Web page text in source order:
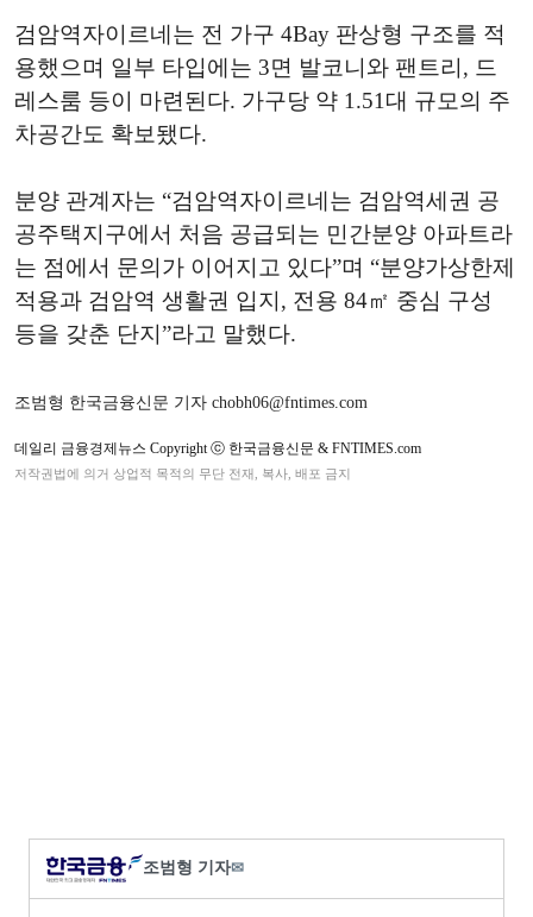
검암역자이르네는 전 가구 4Bay 판상형 구조를 적
용했으며 일부 타입에는 3면 발코니와 팬트리, 드
레스룸 등이 마련된다. 가구당 약 1.51대 규모의 주
차공간도 확보됐다.
분양 관계자는 “검암역자이르네는 검암역세권 공
공주택지구에서 처음 공급되는 민간분양 아파트라
는 점에서 문의가 이어지고 있다”며 “분양가상한제
적용과 검암역 생활권 입지, 전용 84㎡ 중심 구성
등을 갖춘 단지”라고 말했다.
조범형 한국금융신문 기자 chobh06@fntimes.com
데일리 금융경제뉴스 Copyright ⓒ 한국금융신문 & FNTIMES.com
저작권법에 의거 상업적 목적의 무단 전재, 복사, 배포 금지
조범형 기자✉